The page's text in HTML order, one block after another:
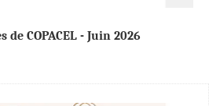
COPACEL - Juin 2026